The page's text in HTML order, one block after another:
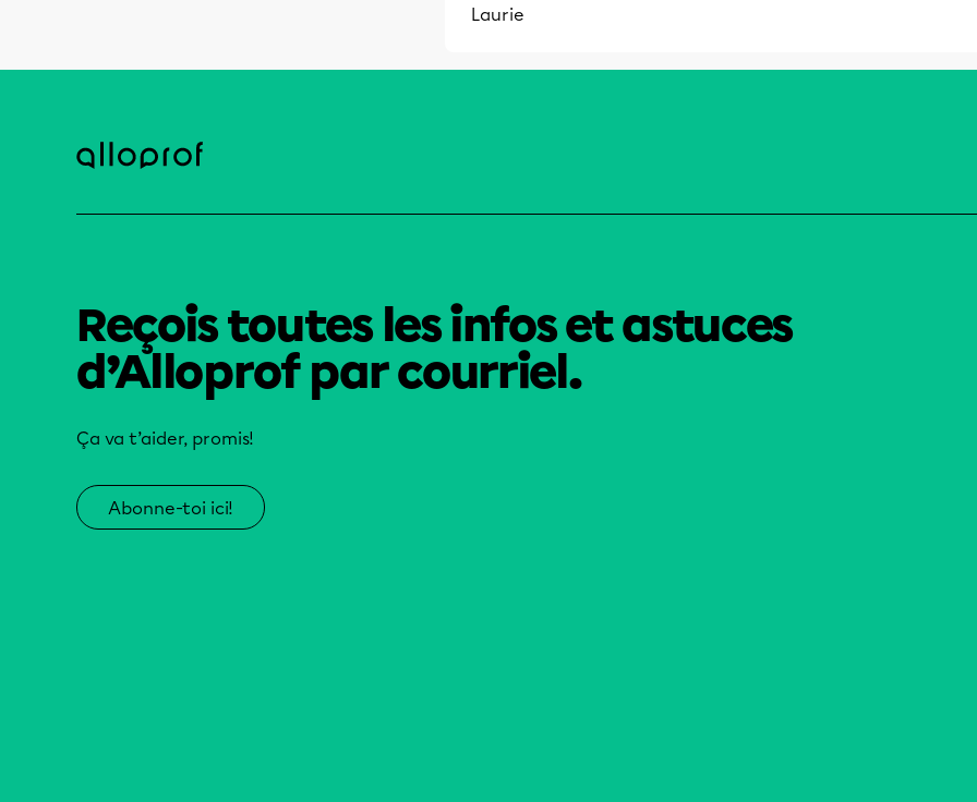
Laurie
Reçois toutes les infos et astuces
d’Alloprof par courriel.
Ça va t’aider, promis!
Abonne-toi ici!